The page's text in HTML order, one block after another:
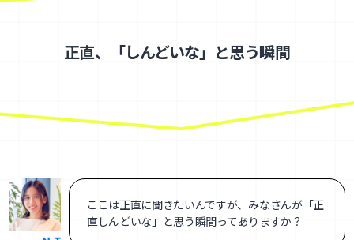
正直、「しんどいな」と思う瞬間
ここは正直に聞きたいんですが、みなさんが「正
直しんどいな」と思う瞬間ってありますか？